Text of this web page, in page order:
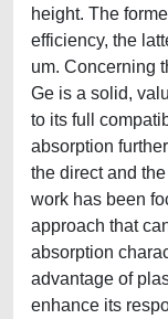
height. The
efficiency, the
um. Concerning
Ge is a solid,
to its full
absorption
the direct and
work has been
approach that
absorption
advantage of
enhance its